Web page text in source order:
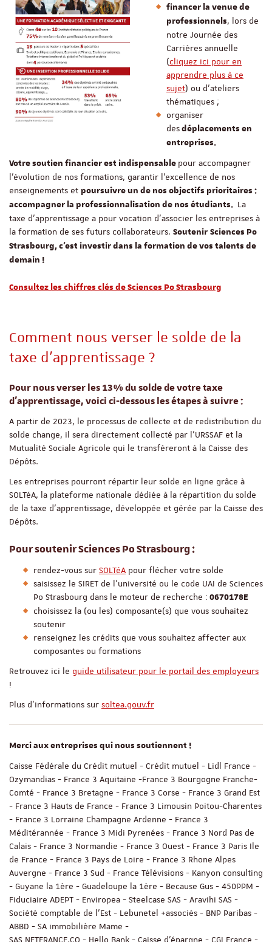
financer la venue de
professionnels, lors de
notre Journée des
Carrières annuelle
(cliquez ici pour en
apprendre plus à ce
sujet) ou d’ateliers
thématiques ;
organiser
desdéplacements en
entreprises.
Votre soutien financier est indispensable pour accompagner
l’évolution de nos formations, garantir l’excellence de nos
enseignements et poursuivre un de nos objectifs prioritaires :
accompagner la professionnalisation de nos étudiants. La
taxe d’apprentissage a pour vocation d’associer les entreprises à
la formation de ses futurs collaborateurs. Soutenir Sciences Po
Strasbourg, c’est investir dans la formation de vos talents de
demain !
Consultez les chiffres clés de Sciences Po Strasbourg
Comment nous verser le solde de la
taxe d’apprentissage ?
Pour nous verser les 13% du solde de votre taxe
d'apprentissage, voici ci-dessous les étapes à suivre :
A partir de 2023, le processus de collecte et de redistribution du
solde change, il sera directement collecté par l’URSSAF et la
Mutualité Sociale Agricole qui le transfèreront à la Caisse des
Dépôts.
Les entreprises pourront répartir leur solde en ligne grâce à
SOLTéA, la plateforme nationale dédiée à la répartition du solde
de la taxe d’apprentissage, développée et gérée par la Caisse des
Dépôts.
Pour soutenir Sciences Po Strasbourg :
rendez-vous sur SOLTéA pour flécher votre solde
saisissez le SIRET de l'université ou le code UAI de Sciences
Po Strasbourg dans le moteur de recherche : 0670178E
choisissez la (ou les) composante(s) que vous souhaitez
soutenir
renseignez les crédits que vous souhaitez affecter aux
composantes ou formations
Retrouvez ici le guide utilisateur pour le portail des employeurs
!
Plus d'informations sur soltea.gouv.fr
Merci aux entreprises qui nous soutiennent !
Caisse Fédérale du Crédit mutuel - Crédit mutuel - Lidl France -
Ozymandias - France 3 Aquitaine -France 3 Bourgogne Franche-
Comté - France 3 Bretagne - France 3 Corse - France 3 Grand Est
- France 3 Hauts de France - France 3 Limousin Poitou-Charentes
- France 3 Lorraine Champagne Ardenne - France 3
Méditérannée - France 3 Midi Pyrenées - France 3 Nord Pas de
Calais - France 3 Normandie - France 3 Ouest - France 3 Paris Ile
de France - France 3 Pays de Loire - France 3 Rhone Alpes
Auvergne - France 3 Sud - France Télévisions - Kanyon consulting
- Guyane la 1ère - Guadeloupe la 1ère - Because Gus - 450PPM -
Fiduciaire ADEPT - Enviropea - Steelcase SAS - Aravihi SAS -
Société comptable de l'Est - Lebunetel +associés - BNP Paribas -
ABBD - SA immobilière Mame -
SAS NETFRANCE.CO - Hello Bank - Caisse d'épargne - CGI France -